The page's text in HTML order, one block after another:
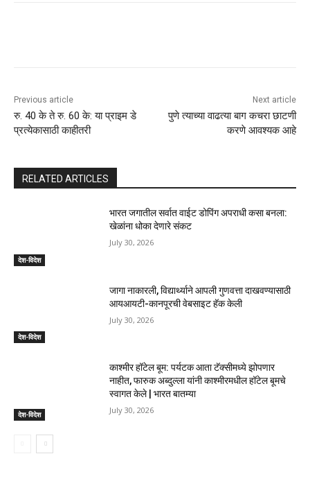
Previous article
रु. 40 के ते रु. 60 के: या प्राइम डे
प्रत्येकासाठी काहीतरी
Next article
पुणे त्याच्या वाढत्या बाग कचरा छाटणी
करणे आवश्यक आहे
RELATED ARTICLES
देश-विदेश
भारत जगातील सर्वात वाईट डोपिंग अपराधी कसा बनला:
खेळांना धोका देणारे संकट
July 30, 2026
देश-विदेश
जागा नाकारली, विद्यार्थ्याने आपली गुणवत्ता दाखवण्यासाठी
आयआयटी-कानपूरची वेबसाइट हॅक केली
July 30, 2026
देश-विदेश
काश्मीर हॉटेल बूम: पर्यटक आता टॅक्सीमध्ये झोपणार
नाहीत, फारुक अब्दुल्ला यांनी काश्मीरमधील हॉटेल बूमचे
स्वागत केले | भारत बातम्या
July 30, 2026